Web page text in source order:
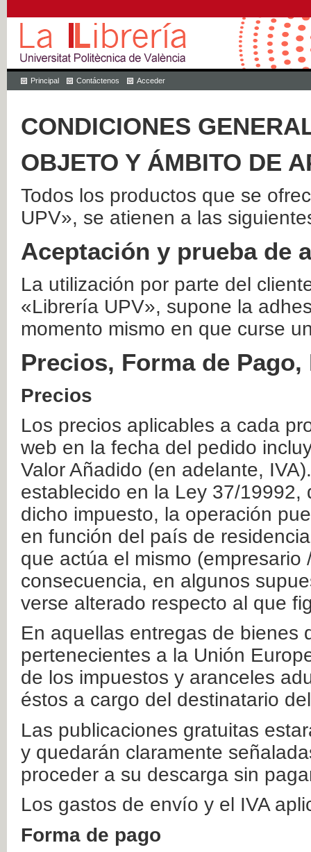
Principal Contáctenos Acceder
CONDICIONES
OBJETO Y ÁMBITO DE
Todos los productos que se
UPV», se atienen a las
Aceptación y prueba de
La utilización por parte del
«Librería UPV», supone la
momento mismo en que curse
Precios, Forma de
Precios
Los precios aplicables a cada
web en la fecha del pedido
Valor Añadido (en adelante,
establecido en la Ley 37/
dicho impuesto, la operación
en función del país de
que actúa el mismo
consecuencia, en algunos
verse alterado respecto al que
En aquellas entregas de bienes
pertenecientes a la Unión
de los impuestos y aranceles
éstos a cargo del destinatario
Las publicaciones gratuitas
y quedarán claramente
proceder a su descarga sin
Los gastos de envío y el IVA
Forma de pago